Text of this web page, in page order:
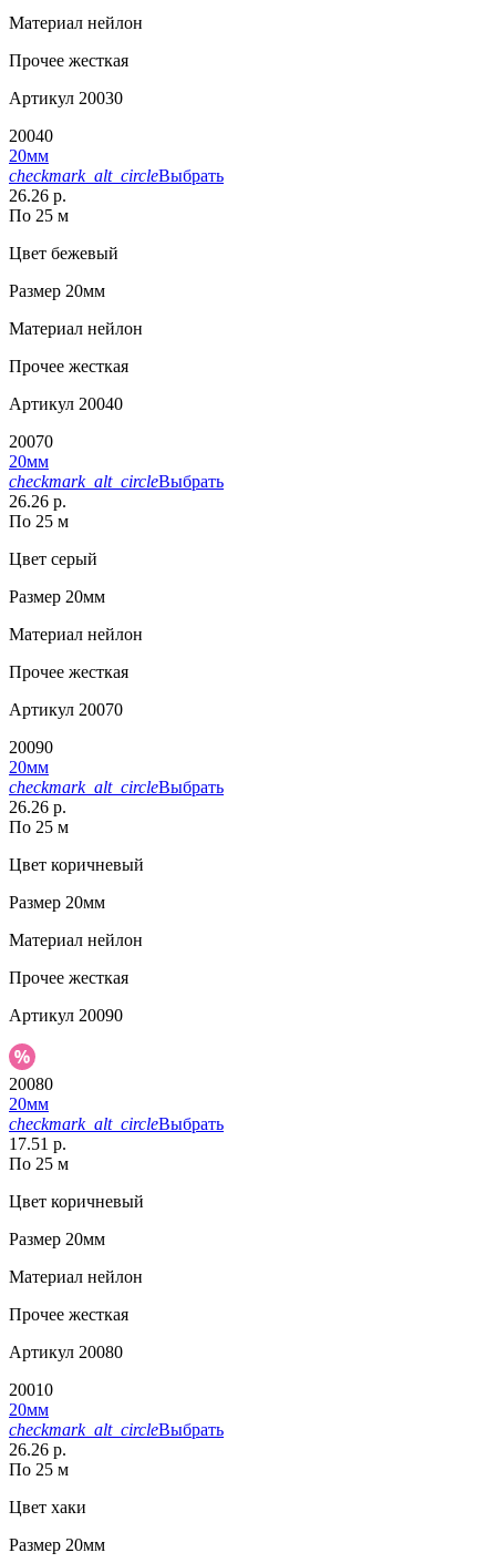
Материал нейлон
Прочее жесткая
Артикул 20030
20040
20мм
checkmark_alt_circleВыбрать
26.26 р.
По 25 м
Цвет бежевый
Размер 20мм
Материал нейлон
Прочее жесткая
Артикул 20040
20070
20мм
checkmark_alt_circleВыбрать
26.26 р.
По 25 м
Цвет серый
Размер 20мм
Материал нейлон
Прочее жесткая
Артикул 20070
20090
20мм
checkmark_alt_circleВыбрать
26.26 р.
По 25 м
Цвет коричневый
Размер 20мм
Материал нейлон
Прочее жесткая
Артикул 20090
20080
20мм
checkmark_alt_circleВыбрать
17.51 р.
По 25 м
Цвет коричневый
Размер 20мм
Материал нейлон
Прочее жесткая
Артикул 20080
20010
20мм
checkmark_alt_circleВыбрать
26.26 р.
По 25 м
Цвет хаки
Размер 20мм